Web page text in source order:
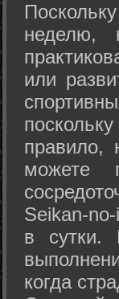
неделю,
или
правило,
можете
Seikan-­
в сутки.
когда